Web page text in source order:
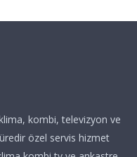
kombi, televizyon ve
özel servis hizmet